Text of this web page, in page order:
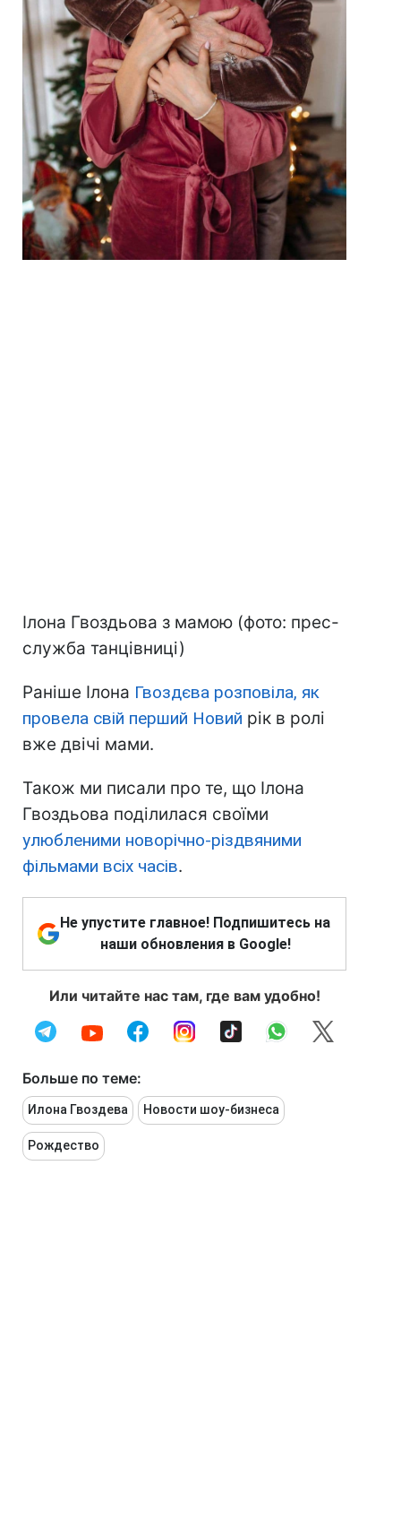
Ілона Гвоздьова з мамою (фото: прес-
служба танцівниці)
Раніше Ілона Гвоздєва розповіла, як
провела свій перший Новий рік в ролі
вже двічі мами.
Також ми писали про те, що Ілона
Гвоздьова поділилася своїми
улюбленими новорічно-різдвяними
фільмами всіх часів.
Не упустите главное! Подпишитесь на
наши обновления в Google!
Или читайте нас там, где вам удобно!
Больше по теме:
Илона Гвоздева Новости шоу-бизнеса
Рождество